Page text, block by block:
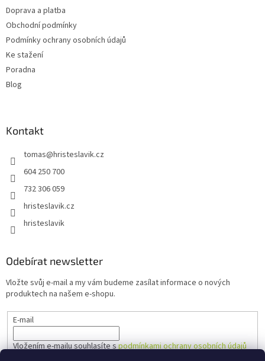
Doprava a platba
Obchodní podmínky
Podmínky ochrany osobních údajů
Ke stažení
Poradna
Blog
Kontakt
tomas@hristeslavik.cz
604 250 700
732 306 059
hristeslavik.cz
hristeslavik
Odebírat newsletter
Vložte svůj e-mail a my vám budeme zasílat informace o nových
produktech na našem e-shopu.
E-mail
Vložením e-mailu souhlasíte spodmínkami ochrany osobních údajů